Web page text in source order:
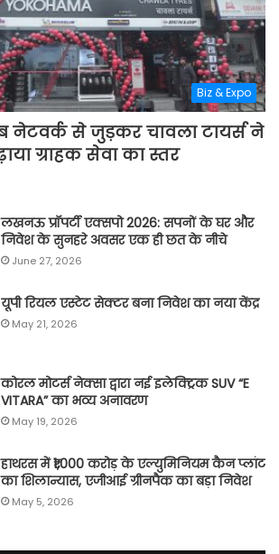
Biz & Expo
नेटवर्क से जुड़कर चावला टायर्स ने
ग्राहक सेवा का स्तर
लखनऊ प्रॉपर्टी एक्सपो 2026: सपनों के घर और
निवेश के सुनहरे अवसर एक ही छत के नीचे
June 27, 2026
यूपी रियल एस्टेट सेक्टर बना निवेश का नया केंद्र
May 21, 2026
कोरल मोटर्स नेक्सा द्वारा नई इलेक्ट्रिक SUV “E
VITARA” का भव्य अनावरण
May 19, 2026
हाथरस में ₹1,000 करोड़ के एल्युमिनियम कैन प्लांट
का शिलान्यास, एजीआई ग्रीनपैक का बड़ा निवेश
May 5, 2026